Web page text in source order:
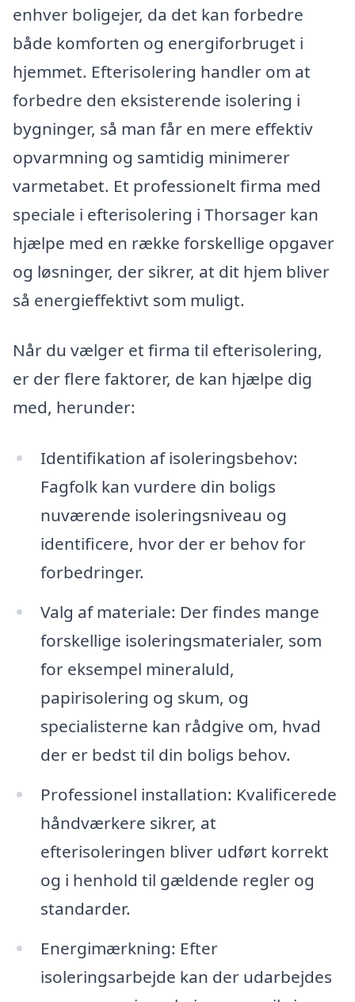
enhver boligejer, da det kan forbedre
både komforten og energiforbruget i
hjemmet. Efterisolering handler om at
forbedre den eksisterende isolering i
bygninger, så man får en mere effektiv
opvarmning og samtidig minimerer
varmetabet. Et professionelt firma med
speciale i efterisolering i Thorsager kan
hjælpe med en række forskellige opgaver
og løsninger, der sikrer, at dit hjem bliver
så energieffektivt som muligt.
Når du vælger et firma til efterisolering,
er der flere faktorer, de kan hjælpe dig
med, herunder:
Identifikation af isoleringsbehov:
Fagfolk kan vurdere din boligs
nuværende isoleringsniveau og
identificere, hvor der er behov for
forbedringer.
Valg af materiale: Der findes mange
forskellige isoleringsmaterialer, som
for eksempel mineraluld,
papirisolering og skum, og
specialisterne kan rådgive om, hvad
der er bedst til din boligs behov.
Professionel installation: Kvalificerede
håndværkere sikrer, at
efterisoleringen bliver udført korrekt
og i henhold til gældende regler og
standarder.
Energimærkning: Efter
isoleringsarbejde kan der udarbejdes